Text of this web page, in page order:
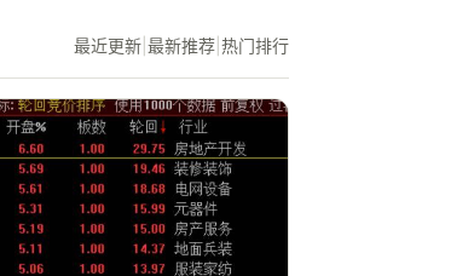
最近更新 最新推荐 热门排行